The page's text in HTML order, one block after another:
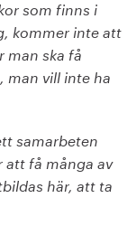
som finns i
kommer inte att
man ska få
man vill inte ha
samarbeten
att få många av
här, att ta